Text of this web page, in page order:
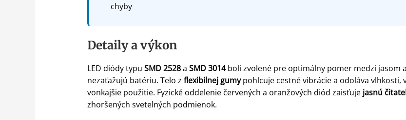
chyby
Detaily a výkon
LED diódy typu SMD 2528a SMD 3014boli zvolené pre optimálny pomer medzi jasom
nezaťažujú batériu. Telo z flexibilnej gumypohlcuje cestné vibrácie a odoláva vlhkosti,
vonkajšie použitie. Fyzické oddelenie červených a oranžových diód zaisťuje jasnú
zhoršených svetelných podmienok.